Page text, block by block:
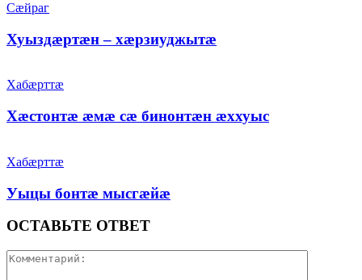
Сæйраг
Хуыздæртæн – хæрзиуджытæ
Хабæрттæ
Хæстонтæ æмæ сæ бинонтæн æххуыс
Хабæрттæ
Уыцы бонтæ мысгæйæ
ОСТАВЬТЕ ОТВЕТ